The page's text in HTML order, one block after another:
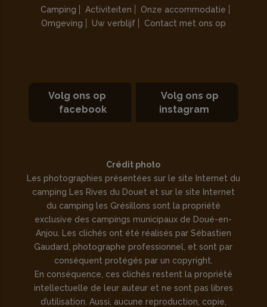
Camping Activiteiten
Onze accommodatie
Omgeving
Uw verblijf Contact met ons op
Volg ons op
facebook
Volg ons op
instagram
Crédit photo
Les photographies présentées sur le site Internet du
camping Les Rives du Douet et sur le site Internet
du camping les Grésillons sont la propriété
exclusive des campings municipaux de Doué-en-
Anjou. Les clichés ont été réalisés par Sébastien
Gaudard, photographe professionnel, et sont par
conséquent protégés par un copyright.
En conséquence, ces clichés restent la propriété
intellectuelle de leur auteur et ne sont pas libres
d’utilisation. Aussi, aucune reproduction, copie,